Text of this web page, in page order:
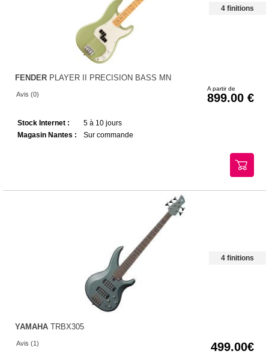
4 finitions
FENDER PLAYER II PRECISION BASS MN
Avis (0)
A partir de
899.00
Stock Internet :
5 à 10 jours
Magasin Nantes :
Sur commande
4 finitions
YAMAHA TRBX305
Avis (1) 499.00